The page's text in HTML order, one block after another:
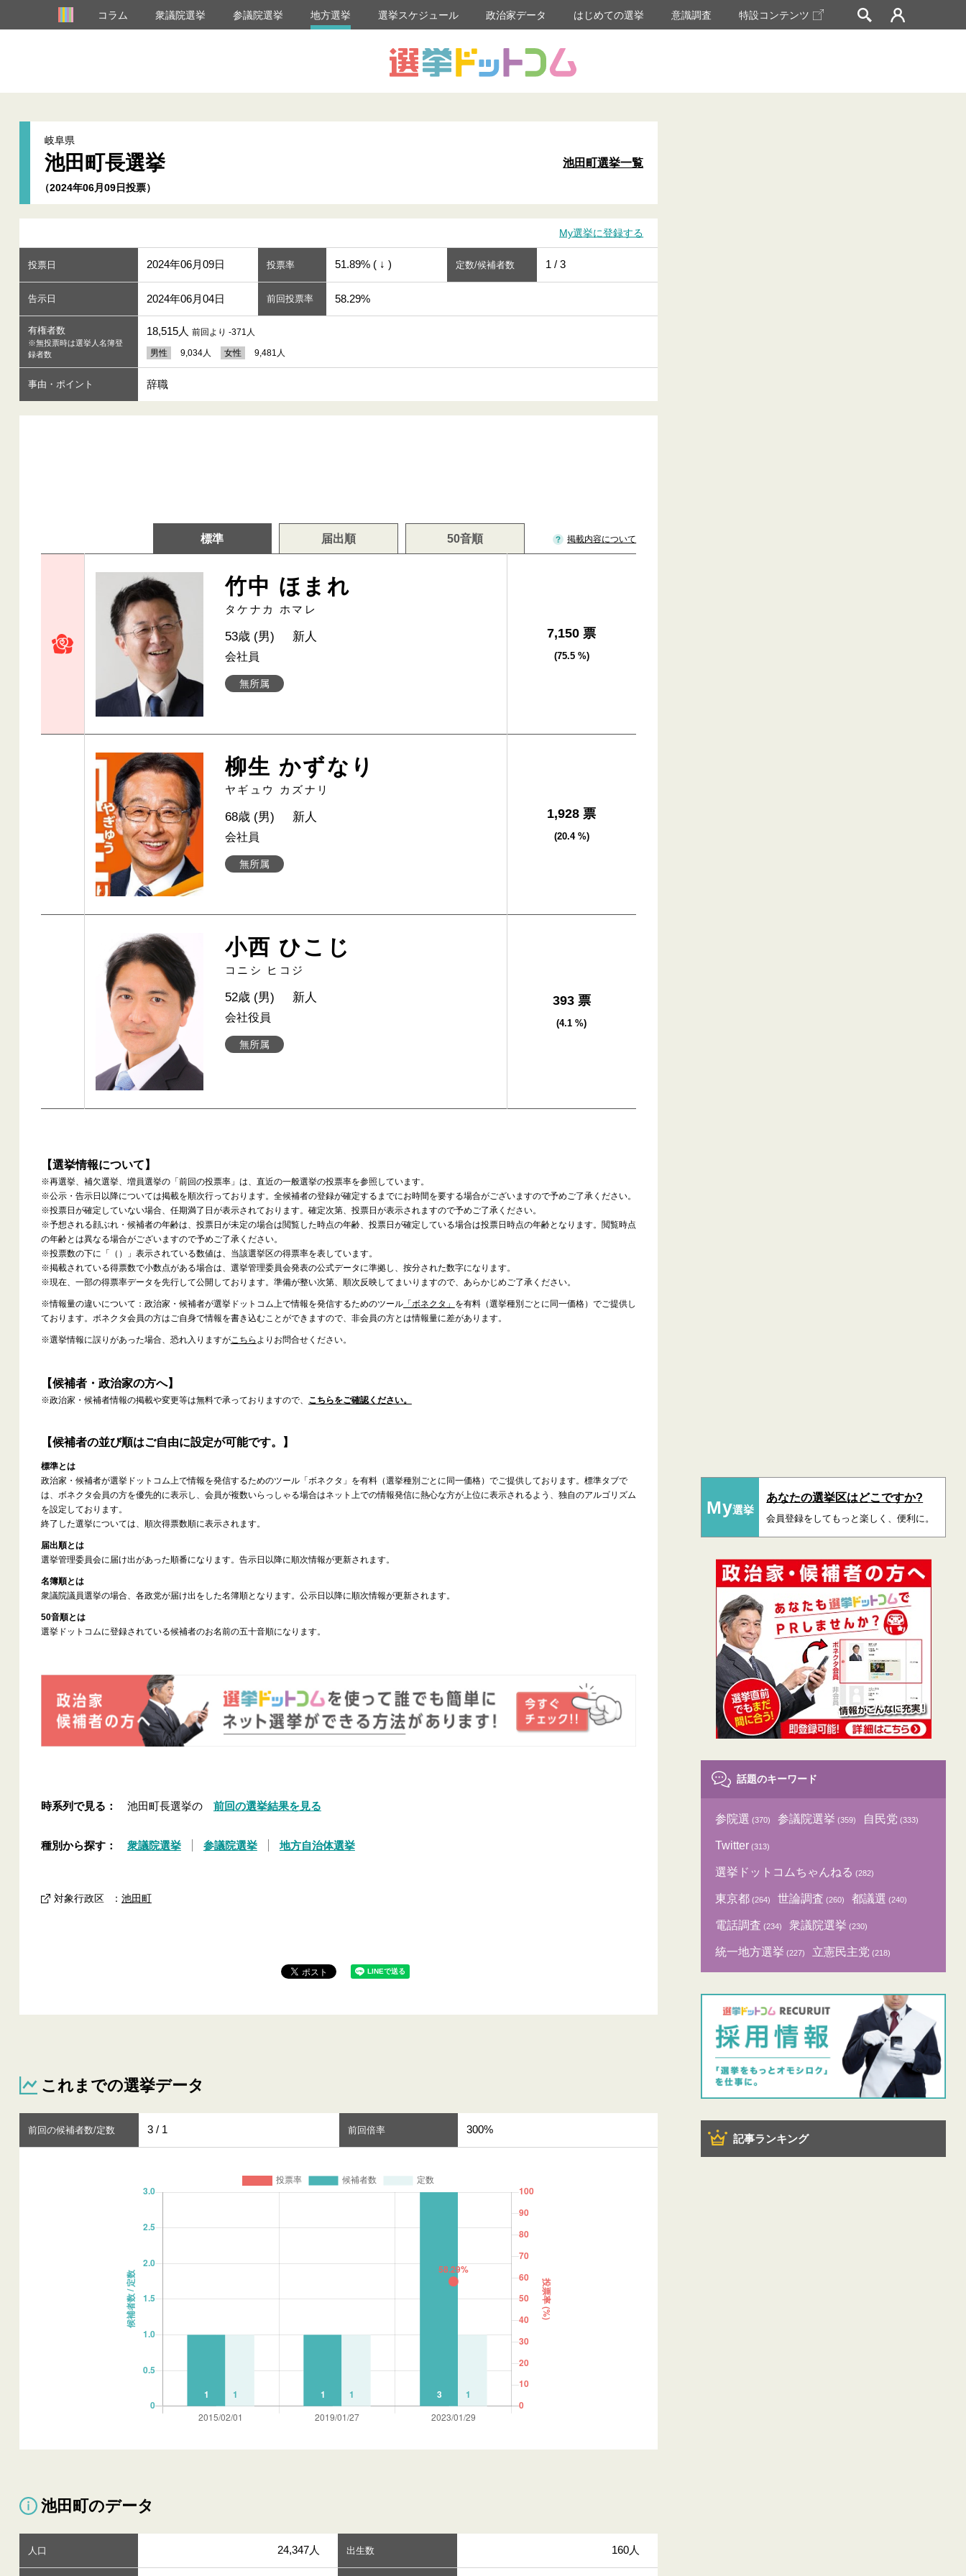
コラム 衆議院選挙 参議院選挙 地方選挙 選挙スケジュール 政治家データ はじめての選挙 意識調査 特設コンテンツ
岐阜県
池田町長選挙
（2024年06月09日投票）
池田町選挙一覧
My選挙に登録する
投票日 2024年06月09日 投票率 51.89% ( ↓ ) 定数/候補者数 1 / 3
告示日 2024年06月04日 前回投票率 58.29%
有権者数
※無投票時は選挙人名簿登
録者数
18,515人 前回より -371人
男性 9,034人 女性 9,481人
事由・ポイント 辞職
標準 届出順 50音順 掲載内容について
竹中 ほまれ
タケナカ ホマレ
無所属
53歳 (男) 新人
会社員
7,150 票
(75.5 %)
柳生 かずなり
ヤギュウ カズナリ
無所属
68歳 (男) 新人
会社員
1,928 票
(20.4 %)
小西 ひこじ
コニシ ヒコジ
無所属
52歳 (男) 新人
会社役員
393 票
(4.1 %)
【選挙情報について】
※再選挙、補欠選挙、増員選挙の「前回の投票率」は、直近の一般選挙の投票率を参照しています。
※公示・告示日以降については掲載を順次行っております。全候補者の登録が確定するまでにお時間を要する場合がございますので予めご了承ください。
※投票日が確定していない場合、任期満了日が表示されております。確定次第、投票日が表示されますので予めご了承ください。
※予想される顔ぶれ・候補者の年齢は、投票日が未定の場合は閲覧した時点の年齢、投票日が確定している場合は投票日時点の年齢となります。閲覧時点
の年齢とは異なる場合がございますので予めご了承ください。
※投票数の下に「（）」表示されている数値は、当該選挙区の得票率を表しています。
※掲載されている得票数で小数点がある場合は、選挙管理委員会発表の公式データに準拠し、按分された数字になります。
※現在、一部の得票率データを先行して公開しております。準備が整い次第、順次反映してまいりますので、あらかじめご了承ください。
※情報量の違いについて：政治家・候補者が選挙ドットコム上で情報を発信するためのツール「ボネクタ」 を有料（選挙種別ごとに同一価格）でご提供し
ております。ボネクタ会員の方はご自身で情報を書き込むことができますので、非会員の方とは情報量に差があります。
※選挙情報に誤りがあった場合、恐れ入りますがこちら よりお問合せください。
【候補者・政治家の方へ】
※政治家・候補者情報の掲載や変更等は無料で承っておりますので、 こちらをご確認ください。
【候補者の並び順はご自由に設定が可能です。】
標準とは
政治家・候補者が選挙ドットコム上で情報を発信するためのツール「ボネクタ」を有料（選挙種別ごとに同一価格）でご提供しております。標準タブで
は、ボネクタ会員の方を優先的に表示し、会員が複数いらっしゃる場合はネット上での情報発信に熱心な方が上位に表示されるよう、独自のアルゴリズム
を設定しております。
終了した選挙については、順次得票数順に表示されます。
届出順とは
選挙管理委員会に届け出があった順番になります。告示日以降に順次情報が更新されます。
名簿順とは
衆議院議員選挙の場合、各政党が届け出をした名簿順となります。公示日以降に順次情報が更新されます。
50音順とは
選挙ドットコムに登録されている候補者のお名前の五十音順になります。
時系列で見る： 池田町長選挙の 前回の選挙結果を見る
種別から探す： 衆議院選挙 参議院選挙 地方自治体選挙
対象行政区 ： 池田町
これまでの選挙データ
前回の候補者数/定数 3 / 1 前回倍率 300%
池田町のデータ
人口 24,347人 出生数 160人
My選挙
あなたの選挙区はどこですか?
会員登録をしてもっと楽しく、便利に。
話題のキーワード
参院選 (370) 参議院選挙 (359) 自民党 (333)
Twitter (313)
選挙ドットコムちゃんねる (282)
東京都 (264) 世論調査 (260) 都議選 (240)
電話調査 (234) 衆議院選挙 (230)
統一地方選挙 (227) 立憲民主党 (218)
記事ランキング